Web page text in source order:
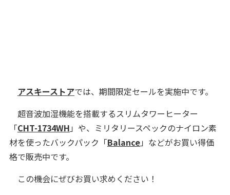
アスキーストアでは、期間限定セールを実施中です。
超音波加湿機能を搭載するスリムタワーヒーター
「CHT-1734WH 」や、ミリタリースペックのナイロン素
材を使ったバックパック「Balance」などがお買い得価
格で販売中です。
この機会にぜびお買い求めください！